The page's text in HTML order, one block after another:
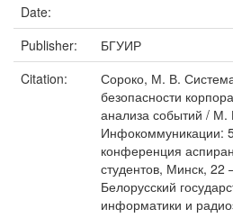
Date:
Publisher:
БГУИР
Citation:
Сороко, М. В.
безопасности
анализа событий / М.
Инфокоммуникации:
конференция
студентов, Минск, 22
Белорусский
информатики и